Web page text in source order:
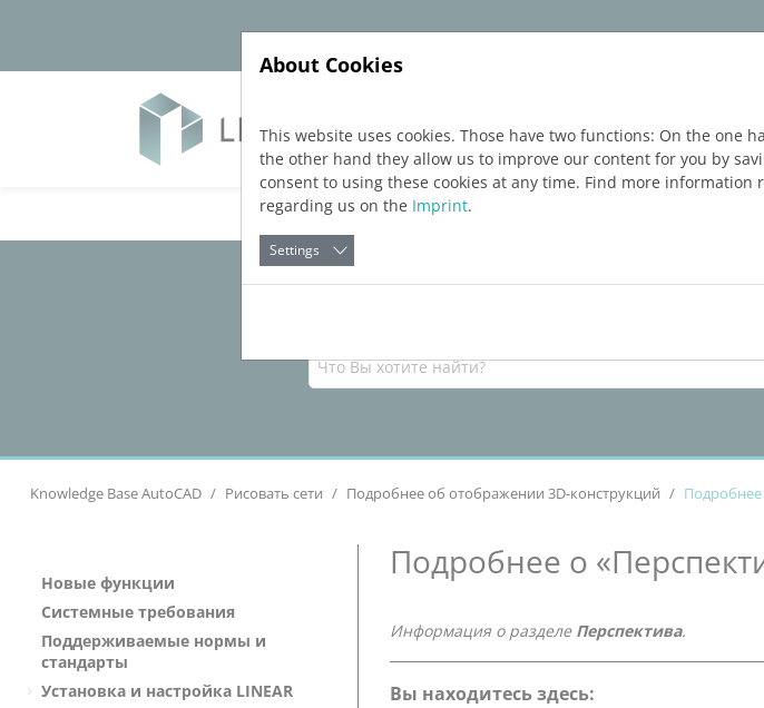
Продукты Услуги Блог
Knowledge Base AutoCAD Рисовать сети Подробнее об отображении 3D-конструкций Подробнее
Новые функции
Системные требования
Поддерживаемые нормы и
стандарты
Установка и настройка LINEAR
Подробнее о
Информация о разделе Перспектива.
Вы находитесь здесь:
About Cookies
This website uses cookies. Those have two functions: On the
the other hand they allow us to improve our content for you by
consent to using these cookies at any time. Find more information
regarding us on the Imprint.
Settings